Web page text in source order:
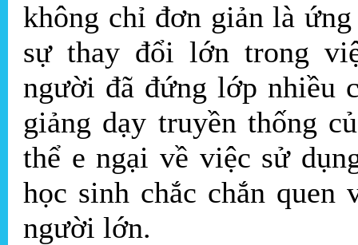
không chỉ đơn giản là
sự thay đổi lớn trong
người đã đứng lớp nhiều
giảng dạy truyền thống
thể e ngại về việc sử
học sinh chắc chắn quen
người lớn.